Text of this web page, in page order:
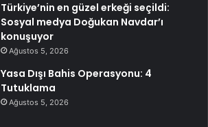
Türkiye’nin en güzel erkeği seçildi:
Sosyal medya Doğukan Navdar’ı
konuşuyor
Ağustos 5, 2026
Yasa Dışı Bahis Operasyonu: 4
Tutuklama
Ağustos 5, 2026